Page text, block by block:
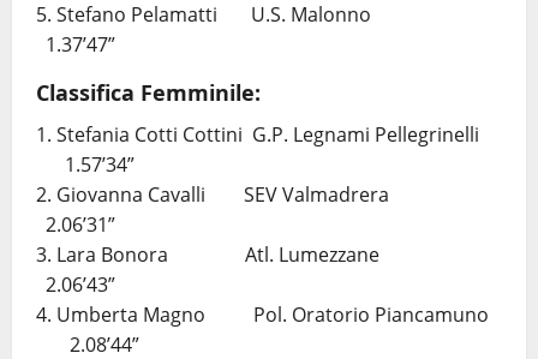
5. Stefano Pelamatti U.S. Malonno
1.37’47”
Classifica Femminile:
1. Stefania Cotti Cottini G.P. Legnami Pellegrinelli
1.57’34”
2. Giovanna Cavalli SEV Valmadrera
2.06’31”
3. Lara Bonora Atl. Lumezzane
2.06’43”
4. Umberta Magno Pol. Oratorio Piancamuno
2.08’44”